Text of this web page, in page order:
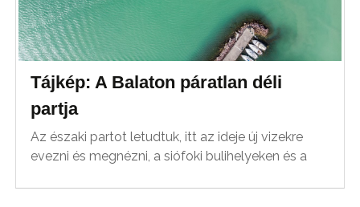
Tájkép: A Balaton páratlan déli
partja
Az északi partot letudtuk, itt az ideje új vizekre
evezni és megnézni, a siófoki bulihelyeken és a